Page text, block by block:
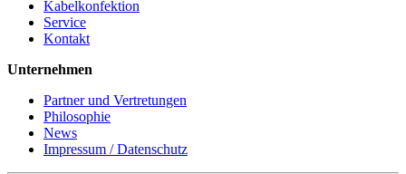
Kabelkonfektion
Service
Kontakt
Unternehmen
Partner und Vertretungen
Philosophie
News
Impressum / Datenschutz